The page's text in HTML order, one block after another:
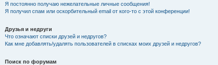
Я постоянно получаю нежелательные личные сообщения!
Я получил спам или оскорбительный email от кого-то с этой конференции!
Друзья и недруги
Что означают списки друзей и недругов?
Как мне добавлять/удалять пользователей в списках моих друзей и недругов?
Поиск по форумам